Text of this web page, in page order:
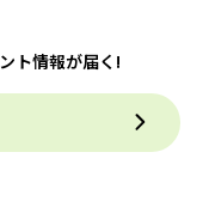
ト情報が届く!